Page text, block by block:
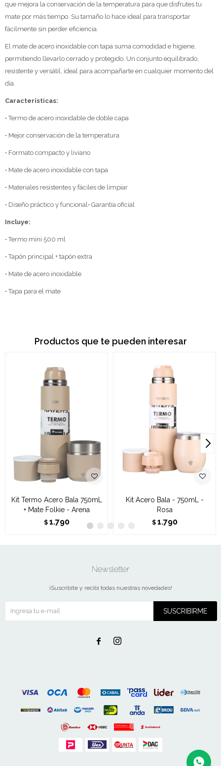
que mejora la conservación de la temperatura para que disfrutes tu
mate por más tiempo. Su tamaño lo hace ideal para transportar
fácilmente sin perder eficiencia.
El mate de acero inoxidable con tapa suma comodidad e higiene,
permitiendo llevarlo cerrado y protegido. Un conjunto equilibrado,
resistente y versátil, ideal para acompañarte en cualquier momento del
día.
Características:
• Termo de acero inoxidable de doble capa
• Mejor conservación de la temperatura
• Formato compacto y liviano
• Mate de acero inoxidable con tapa
• Materiales resistentes y fáciles de limpiar
• Diseño práctico y funcional• Garantía oficial
Incluye:
• Termo mini 500 ml
• Tapón principal + tapón extra
• Mate de acero inoxidable
• Tapa para el mate
Productos que te pueden interesar
Kit Termo Acero Bala 750mL
+ Mate Folkie - Arena
$ 1.790
Kit Acero Bala - 750mL -
Rosa
$ 1.790
Newsletter
¡Suscribite y recibí todas nuestras novedades!
SUSCRIBIRME
 